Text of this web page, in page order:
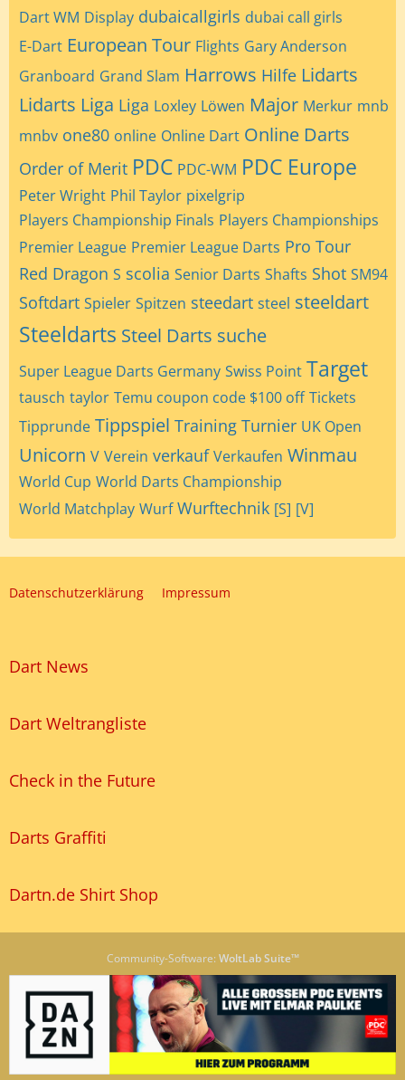
Dart WM Display dubaicallgirls dubai call girls
E-Dart European Tour Flights Gary Anderson
Granboard Grand Slam Harrows Hilfe Lidarts
Lidarts Liga Liga Loxley Löwen Major Merkur mnb
mnbv one80 online Online Dart Online Darts
Order of Merit PDC PDC-WM PDC Europe
Peter Wright Phil Taylor pixelgrip
Players Championship Finals Players Championships
Premier League Premier League Darts Pro Tour
Red Dragon S scolia Senior Darts Shafts Shot SM94
Softdart Spieler Spitzen steedart steel steeldart
Steeldarts Steel Darts suche
Super League Darts Germany Swiss Point Target
tausch taylor Temu coupon code $100 off Tickets
Tipprunde Tippspiel Training Turnier UK Open
Unicorn V Verein verkauf Verkaufen Winmau
World Cup World Darts Championship
World Matchplay Wurf Wurftechnik [S] [V]
Datenschutzerklärung Impressum
Dart News
Dart Weltrangliste
Check in the Future
Darts Graffiti
Dartn.de Shirt Shop
Community-Software: WoltLab Suite™